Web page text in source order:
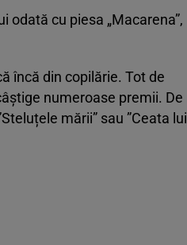
odată cu piesa „Macarena”,
încă din copilărie. Tot de
numeroase premii. De
mării” sau ”Ceata lui